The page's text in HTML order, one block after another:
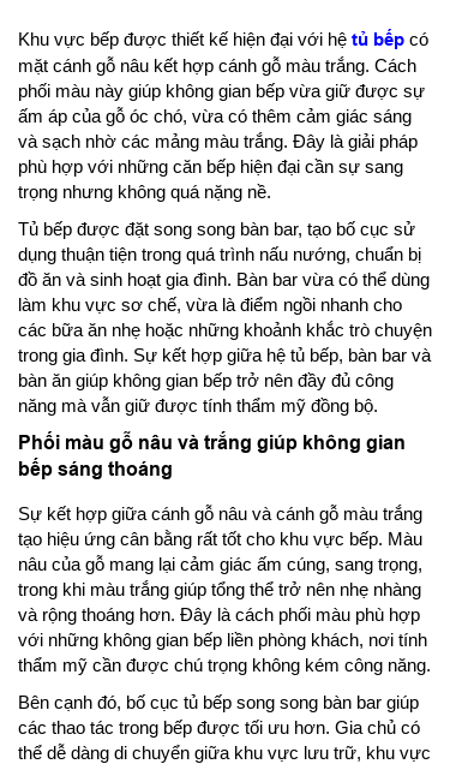
Khu vực bếp được thiết kế hiện đại với hệ tủ bếp có
mặt cánh gỗ nâu kết hợp cánh gỗ màu trắng. Cách
phối màu này giúp không gian bếp vừa giữ được sự
ấm áp của gỗ óc chó, vừa có thêm cảm giác sáng
và sạch nhờ các mảng màu trắng. Đây là giải pháp
phù hợp với những căn bếp hiện đại cần sự sang
trọng nhưng không quá nặng nề.
Tủ bếp được đặt song song bàn bar, tạo bố cục sử
dụng thuận tiện trong quá trình nấu nướng, chuẩn bị
đồ ăn và sinh hoạt gia đình. Bàn bar vừa có thể dùng
làm khu vực sơ chế, vừa là điểm ngồi nhanh cho
các bữa ăn nhẹ hoặc những khoảnh khắc trò chuyện
trong gia đình. Sự kết hợp giữa hệ tủ bếp, bàn bar và
bàn ăn giúp không gian bếp trở nên đầy đủ công
năng mà vẫn giữ được tính thẩm mỹ đồng bộ.
Phối màu gỗ nâu và trắng giúp không gian
bếp sáng thoáng
Sự kết hợp giữa cánh gỗ nâu và cánh gỗ màu trắng
tạo hiệu ứng cân bằng rất tốt cho khu vực bếp. Màu
nâu của gỗ mang lại cảm giác ấm cúng, sang trọng,
trong khi màu trắng giúp tổng thể trở nên nhẹ nhàng
và rộng thoáng hơn. Đây là cách phối màu phù hợp
với những không gian bếp liền phòng khách, nơi tính
thẩm mỹ cần được chú trọng không kém công năng.
Bên cạnh đó, bố cục tủ bếp song song bàn bar giúp
các thao tác trong bếp được tối ưu hơn. Gia chủ có
thể dễ dàng di chuyển giữa khu vực lưu trữ, khu vực